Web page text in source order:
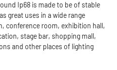
Ip68 is made to be of stable
great uses in a wide range
conference room, exhibition hall,
stage bar, shopping mall,
and other places of lighting